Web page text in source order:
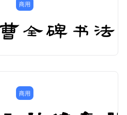
商用
商用